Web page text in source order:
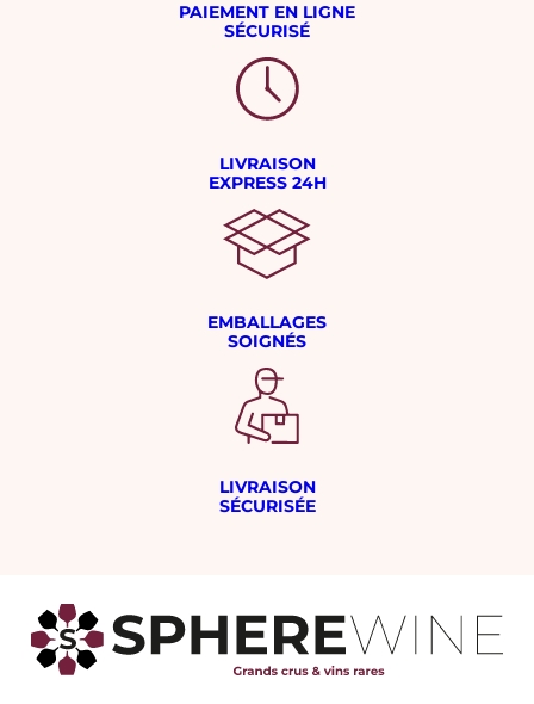
PAIEMENT EN LIGNE
SÉCURISÉ
LIVRAISON
EXPRESS 24H
EMBALLAGES
SOIGNÉS
LIVRAISON
SÉCURISÉE